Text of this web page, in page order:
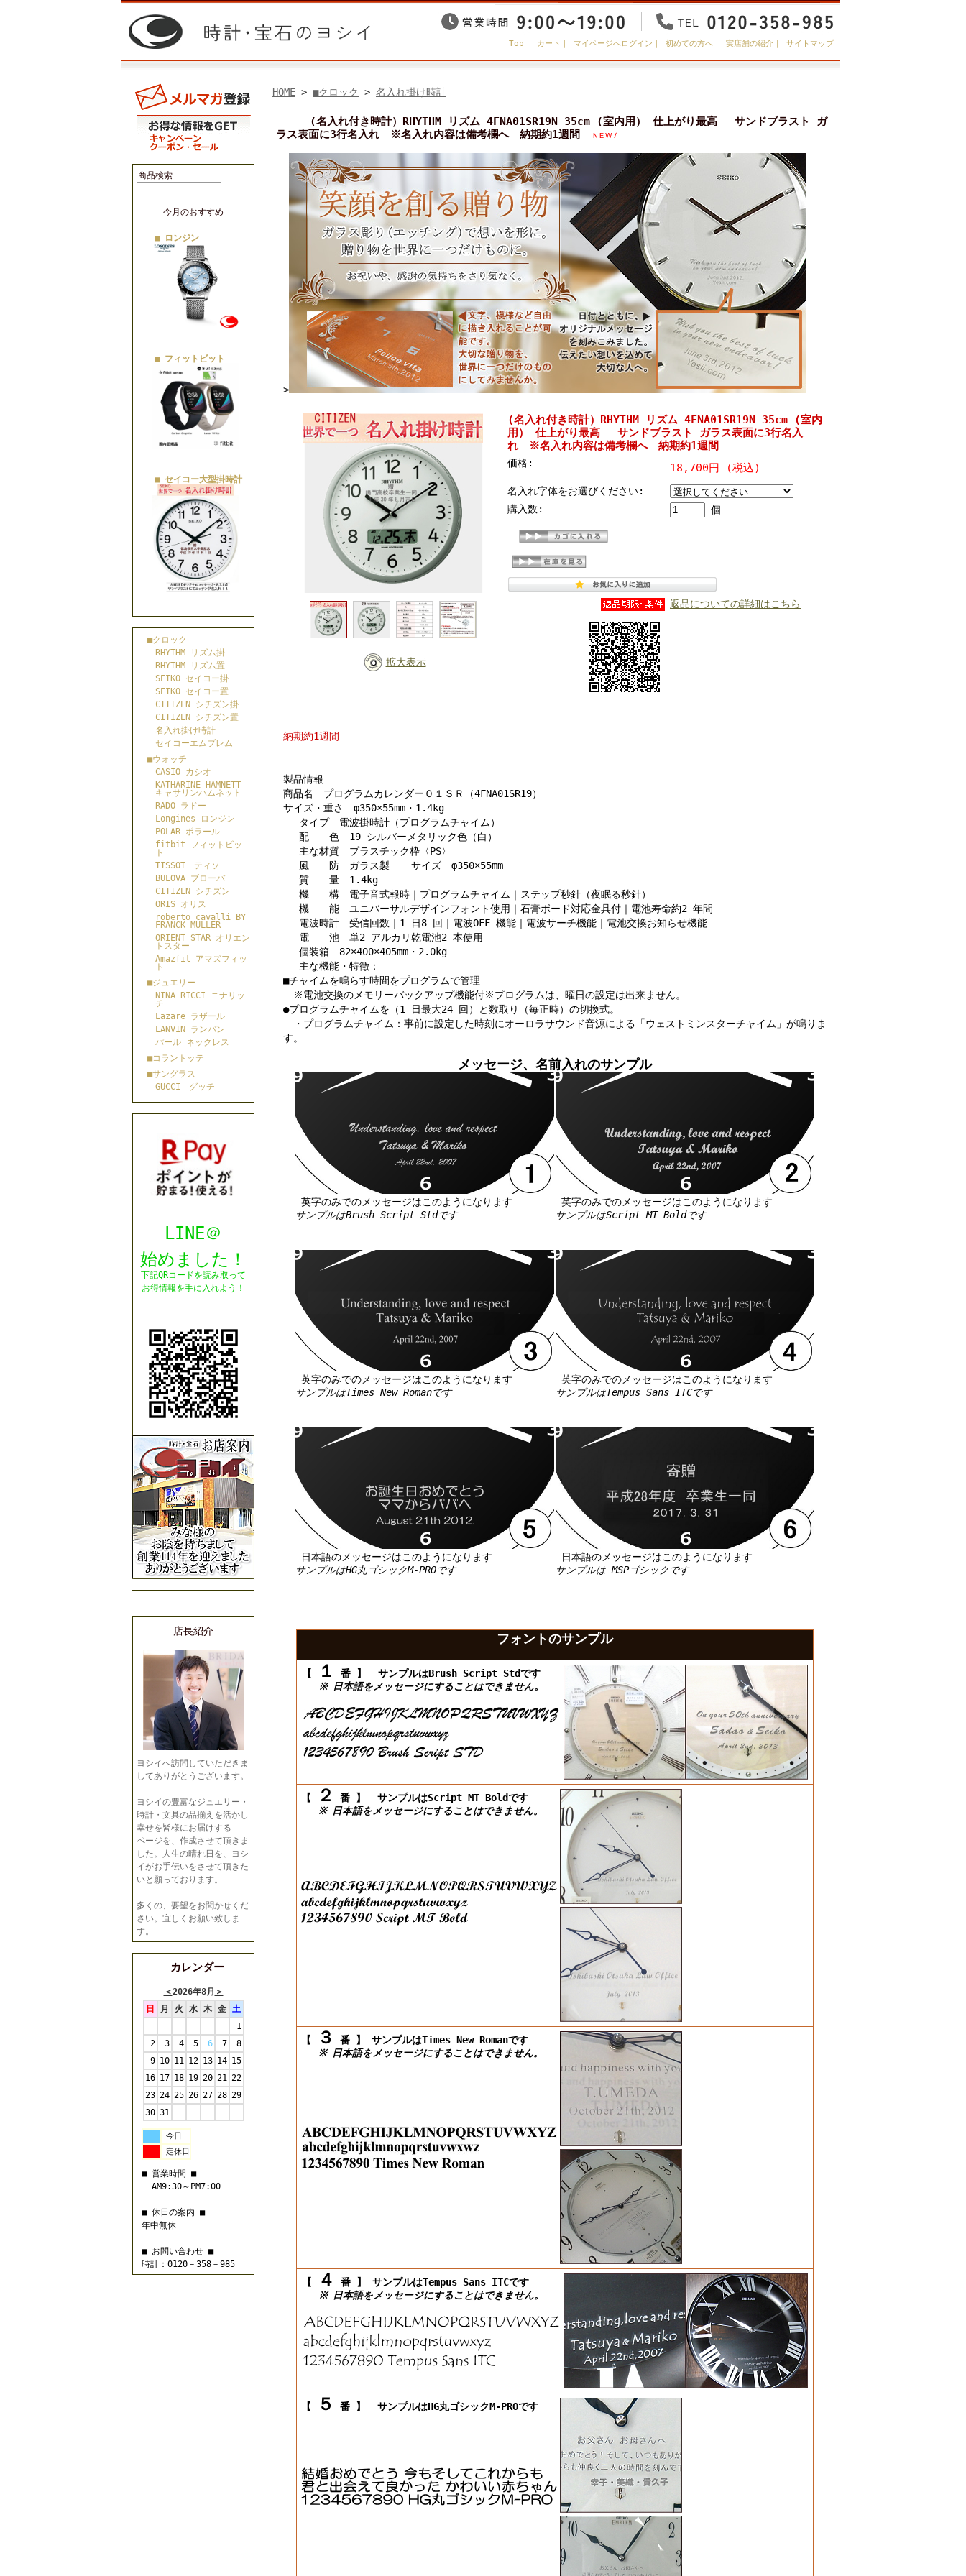
Top ｜ カート ｜ マイページへログイン ｜ 初めての方へ ｜ 実店舗の紹介 ｜ サイトマップ
商品検索
今月のおすすめ
■ ロンジン
■ フィットビット
■ セイコー大型掛時計
■クロック
RHYTHM リズム掛
RHYTHM リズム置
SEIKO セイコー掛
SEIKO セイコー置
CITIZEN シチズン掛
CITIZEN シチズン置
名入れ掛け時計
セイコーエムブレム
■ウォッチ
CASIO カシオ
KATHARINE HAMNETT
キャサリンハムネット
RADO ラドー
Longines ロンジン
POLAR ポラール
fitbit フィットビッ
ト
TISSOT ティソ
BULOVA ブローバ
CITIZEN シチズン
ORIS オリス
roberto cavalli BY
FRANCK MULLER
ORIENT STAR オリエン
トスター
Amazfit アマズフィッ
ト
■ジュエリー
NINA RICCI ニナリッ
チ
Lazare ラザール
LANVIN ランバン
パール ネックレス
■コラントッテ
■サングラス
GUCCI グッチ
LINE＠
始めました！
下記QRコードを読み取って
お得情報を手に入れよう！
店長紹介
ヨシイへ訪問していただきま
してありがとうございます。
ヨシイの豊富なジュエリー・
時計・文具の品揃えを活かし
幸せを皆様にお届けする
ページを、作成させて頂きま
した。人生の晴れ日を、ヨシ
イがお手伝いをさせて頂きた
いと願っております。
多くの、要望をお聞かせくだ
さい。宜しくお願い致しま
す。
カレンダー
＜2026年8月 ＞
日
月 火 水 木 金 土
1
2
3 4 5 6 7
8
9 10 11 12 13 14 15
16 17 18 19 20 21 22
23 24 25 26 27 28 29
30 31
今日
定休日
■ 営業時間 ■
AM9:30～PM7:00
■ 休日の案内 ■
年中無休
■ お問い合わせ ■
時計：0120－358－985
HOME > ■クロック > 名入れ掛け時計
(名入れ付き時計）RHYTHM リズム 4FNA01SR19N 35cm (室内用） 仕上がり最高 サンドブラスト ガ
ラス表面に3行名入れ ※名入れ内容は備考欄へ 納期約1週間
>
拡大表示
(名入れ付き時計）RHYTHM リズム 4FNA01SR19N 35cm (室内
用） 仕上がり最高 サンドブラスト ガラス表面に3行名入
れ ※名入れ内容は備考欄へ 納期約1週間
価格: 18,700円 (税込)
名入れ字体をお選びください:
購入数:
個
返品についての詳細はこちら
納期約1週間
製品情報
商品名 プログラムカレンダー０１ＳＲ（4FNA01SR19）
サイズ・重さ φ350×55mm・1.4kg
タイプ 電波掛時計（プログラムチャイム）
配 色 19 シルバーメタリック色（白）
主な材質 プラスチック枠〈PS〉
風 防 ガラス製 サイズ φ350×55mm
質 量 1.4kg
機 構 電子音式報時｜プログラムチャイム｜ステップ秒針（夜眠る秒針）
機 能 ユニバーサルデザインフォント使用｜石膏ボード対応金具付｜電池寿命約2 年間
電波時計 受信回数｜1 日8 回｜電波OFF 機能｜電波サーチ機能｜電池交換お知らせ機能
電 池 単2 アルカリ乾電池2 本使用
個装箱 82×400×405mm・2.0kg
主な機能・特徴：
■チャイムを鳴らす時間をプログラムで管理
※電池交換のメモリーバックアップ機能付※プログラムは、曜日の設定は出来ません。
●プログラムチャイムを（1 日最大24 回）と数取り（毎正時）の切換式。
・プログラムチャイム：事前に設定した時刻にオーロラサウンド音源による「ウェストミンスターチャイム」が鳴りま
す。
メッセージ、名前入れのサンプル
英字のみでのメッセージはこのようになります
サンプルはBrush Script Stdです
英字のみでのメッセージはこのようになります
サンプルはScript MT Boldです
英字のみでのメッセージはこのようになります
サンプルはTimes New Romanです
英字のみでのメッセージはこのようになります
サンプルはTempus Sans ITCです
日本語のメッセージはこのようになります
サンプルはHG丸ゴシックM-PROです
日本語のメッセージはこのようになります
サンプルは MSPゴシックです
フォントのサンプル
【 １ 番 】
サンプルはBrush Script Stdです
※ 日本語をメッセージにすることはできません。
【 ２ 番 】
サンプルはScript MT Boldです
※ 日本語をメッセージにすることはできません。
【 ３ 番 】
サンプルはTimes New Romanです
※ 日本語をメッセージにすることはできません。
【 ４ 番 】
サンプルはTempus Sans ITCです
※ 日本語をメッセージにすることはできません。
【 ５ 番 】 サンプルはHG丸ゴシックM-PROです